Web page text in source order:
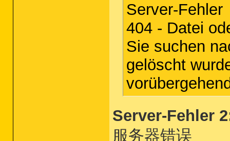
Server-Fehler
404 - Datei
Sie suchen
gelöscht
Server-Fehler
服务器错误